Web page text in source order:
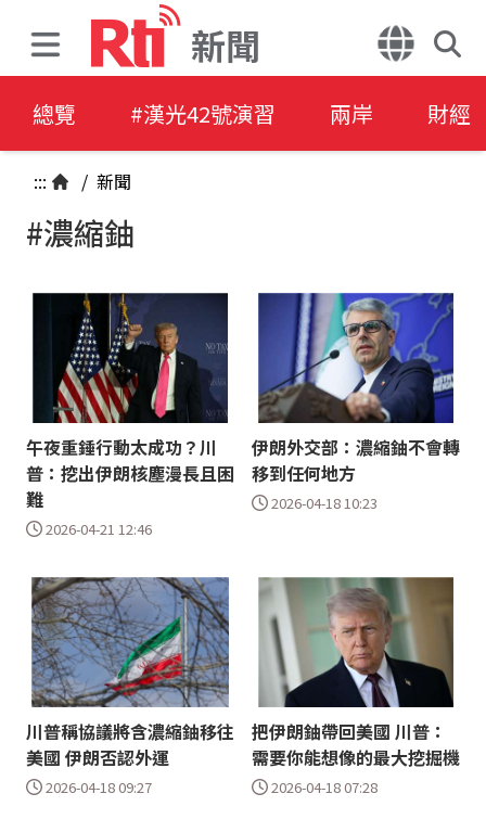
新聞
總覽 #漢光42號演習 兩岸 財經
::: / 新聞
#濃縮鈾
午夜重錘行動太成功？川
普：挖出伊朗核塵漫長且困
難
2026-04-21 12:46
伊朗外交部：濃縮鈾不會轉
移到任何地方
2026-04-18 10:23
川普稱協議將含濃縮鈾移往
美國 伊朗否認外運
2026-04-18 09:27
把伊朗鈾帶回美國 川普：
需要你能想像的最大挖掘機
2026-04-18 07:28